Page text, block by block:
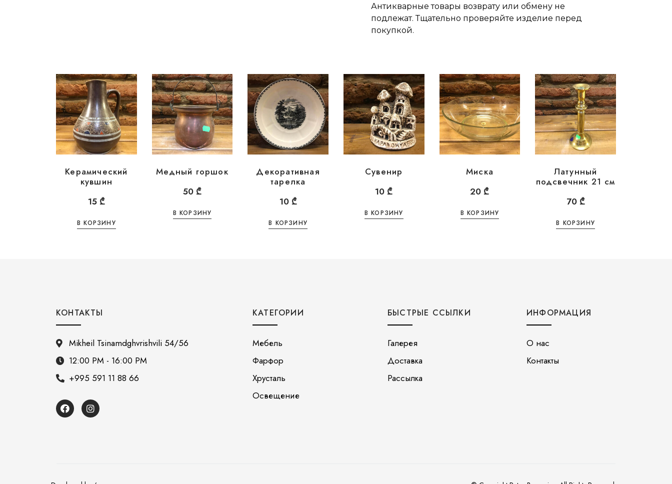
Антикварные товары возврату или обмену не
подлежат. Тщательно проверяйте изделие перед
покупкой.
Керамический
кувшин
15 ₾
В КОРЗИНУ
Медный горшок
50 ₾
В КОРЗИНУ
Декоративная
тарелка
10 ₾
В КОРЗИНУ
Сувенир
10 ₾
В КОРЗИНУ
Миска
20 ₾
В КОРЗИНУ
Латунный
подсвечник 21 см
70 ₾
В КОРЗИНУ
КОНТАКТЫ
Mikheil Tsinamdghvrishvili 54/56
12:00 PM - 16:00 PM
+995 591 11 88 66
КАТЕГОРИИ
Мебель
Фарфор
Хрусталь
Освещение
БЫСТРЫЕ ССЫЛКИ
Галерея
Доставка
Рассылка
ИНФОРМАЦИЯ
О нас
Контакты